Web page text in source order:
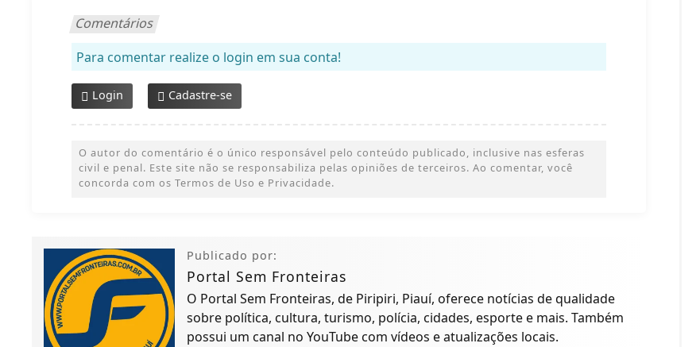
Comentários
Para comentar realize o login em sua conta!
Login Cadastre-se
O autor do comentário é o único responsável pelo conteúdo publicado, inclusive nas esferas
civil e penal. Este site não se responsabiliza pelas opiniões de terceiros. Ao comentar, você
concorda com os Termos de Uso e Privacidade.
Publicado por:
Portal Sem Fronteiras
O Portal Sem Fronteiras, de Piripiri, Piauí, oferece notícias de qualidade
sobre política, cultura, turismo, polícia, cidades, esporte e mais. Também
possui um canal no YouTube com vídeos e atualizações locais.